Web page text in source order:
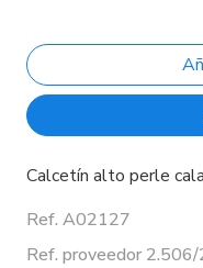
Calcetín alto perle
Ref. A02127
Ref. proveedor 2.506/